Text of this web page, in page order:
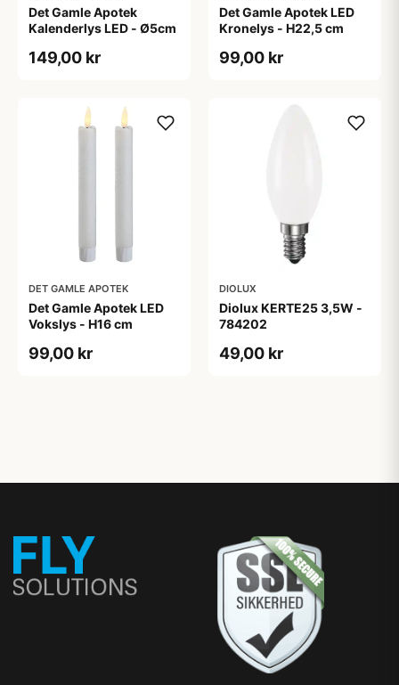
Det Gamle Apotek
Kalenderlys LED - Ø5cm
149,00 kr
Det Gamle Apotek LED
Kronelys - H22,5 cm
99,00 kr
DET GAMLE APOTEK
Det Gamle Apotek LED
Vokslys - H16 cm
99,00 kr
DIOLUX
Diolux KERTE25 3,5W -
784202
49,00 kr